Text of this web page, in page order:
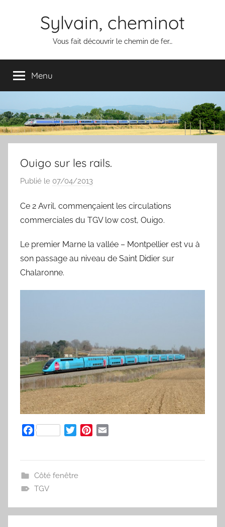
Sylvain, cheminot
Vous fait découvrir le chemin de fer…
Menu
Ouigo sur les rails.
Publié le 07/04/2013
r
S
l
v
a
r
d
Ce 2 Avril, commençaient les circulations
commerciales du TGV low cost, Ouigo.
Le premier Marne la vallée – Montpellier est vu à
son passage au niveau de Saint Didier sur
Chalaronne.
F
b
o
k
t
s
Côté fenêtre
TGV